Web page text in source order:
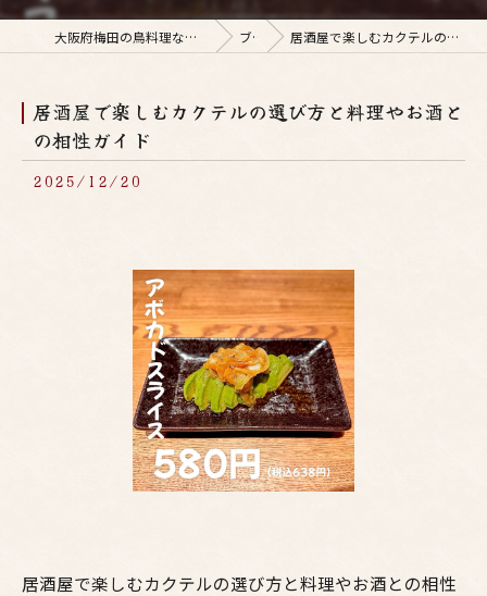
大阪府梅田の鳥料理なら釜焼鳥本舗おやひなや 梅田店 ブログ 居酒屋で楽しむカクテルの選び方と料理やお酒との相性ガイド
居酒屋で楽しむカクテルの選び方と料理やお酒と
の相性ガイド
2025/12/20
居酒屋で楽しむカクテルの選び方と料理やお酒との相性